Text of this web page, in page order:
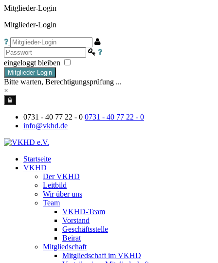
Mitglieder-Login
Mitglieder-Login
eingeloggt bleiben
Mitglieder-Login
Bitte warten, Berechtigungsprüfung ...
×
0731 - 40 77 22 - 0 0731 - 40 77 22 - 0
info@vkhd.de
Startseite
VKHD
Der VKHD
Leitbild
Wir über uns
Team
VKHD-Team
Vorstand
Geschäftsstelle
Beirat
Mitgliedschaft
Mitgliedschaft im VKHD